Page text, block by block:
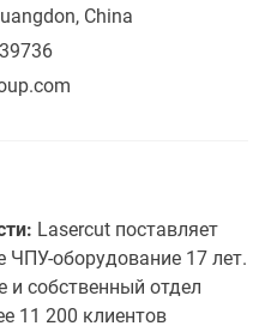
China
Lasercut поставляет
ЧПУ-оборудование 17 лет.
и собственный отдел
11 200 клиентов